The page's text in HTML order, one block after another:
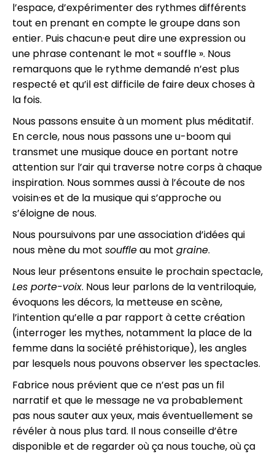
l’espace, d’expérimenter des rythmes différents
tout en prenant en compte le groupe dans son
entier. Puis chacun·e peut dire une expression ou
une phrase contenant le mot « souffle ». Nous
remarquons que le rythme demandé n’est plus
respecté et qu’il est difficile de faire deux choses à
la fois.
Nous passons ensuite à un moment plus méditatif.
En cercle, nous nous passons une u-boom qui
transmet une musique douce en portant notre
attention sur l’air qui traverse notre corps à chaque
inspiration. Nous sommes aussi à l’écoute de nos
voisin·es et de la musique qui s’approche ou
s’éloigne de nous.
Nous poursuivons par une association d’idées qui
nous mène du mot souffleau mot graine.
Nous leur présentons ensuite le prochain spectacle,
Les porte-voix. Nous leur parlons de la ventriloquie,
évoquons les décors, la metteuse en scène,
l’intention qu’elle a par rapport à cette création
(interroger les mythes, notamment la place de la
femme dans la société préhistorique), les angles
par lesquels nous pouvons observer les spectacles.
Fabrice nous prévient que ce n’est pas un fil
narratif et que le message ne va probablement
pas nous sauter aux yeux, mais éventuellement se
révéler à nous plus tard. Il nous conseille d’être
disponible et de regarder où ça nous touche, où ça